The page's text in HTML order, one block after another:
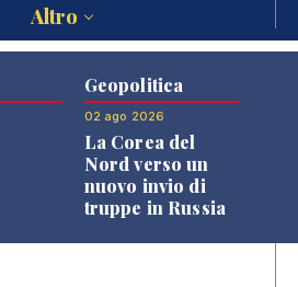
Altro
Geopolitica
02 ago 2026
La Corea del
Nord verso un
nuovo invio di
truppe in Russia